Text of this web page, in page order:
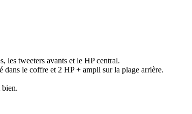
les tweeters avants et le HP central.
le coffre et 2 HP + ampli sur la plage arrière.
bien.